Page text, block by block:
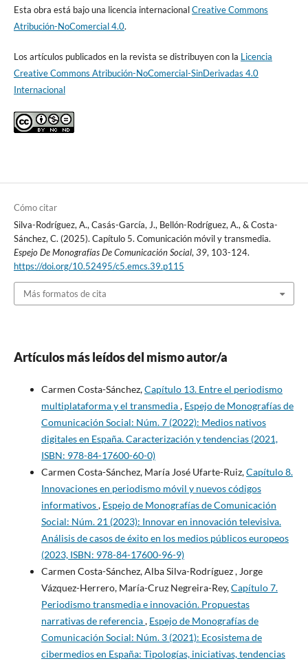
Esta obra está bajo una licencia internacionalCreative Commons
Atribución-NoComercial 4.0.
Los artículos publicados en la revista se distribuyen con la Licencia
Creative Commons Atribución-NoComercial-SinDerivadas 4.0
Internacional
Cómo citar
Silva-Rodríguez, A., Casás-García, J., Bellón-Rodríguez, A., & Costa-
Sánchez, C. (2025). Capítulo 5. Comunicación móvil y transmedia.
Espejo De Monografías De Comunicación Social, 39, 103-124.
https://doi.org/10.52495/c5.emcs.39.p115
Más formatos de cita
Artículos más leídos del mismo autor/a
Carmen Costa-Sánchez,Capítulo 13. Entre el periodismo
multiplataforma y el transmedia, Espejo de Monografías de
Comunicación Social: Núm. 7 (2022): Medios nativos
digitales en España. Caracterización y tendencias (2021,
ISBN: 978-84-17600-60-0)
Carmen Costa-Sánchez, María José Ufarte-Ruiz,Capítulo 8.
Innovaciones en periodismo móvil y nuevos códigos
informativos, Espejo de Monografías de Comunicación
Social: Núm. 21 (2023): Innovar en innovación televisiva.
Análisis de casos de éxito en los medios públicos europeos
(2023, ISBN: 978-84-17600-96-9)
Carmen Costa-Sánchez, Alba Silva-Rodríguez , Jorge
Vázquez-Herrero, María-Cruz Negreira-Rey,Capítulo 7.
Periodismo transmedia e innovación. Propuestas
narrativas de referencia, Espejo de Monografías de
Comunicación Social: Núm. 3 (2021): Ecosistema de
cibermedios en España: Tipologías, iniciativas, tendencias